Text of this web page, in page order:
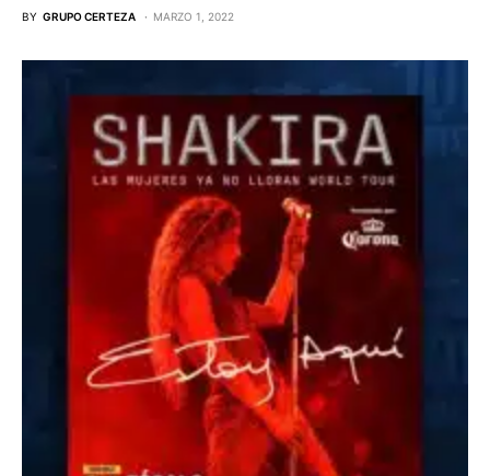
BY GRUPO CERTEZA MARZO 1, 2022